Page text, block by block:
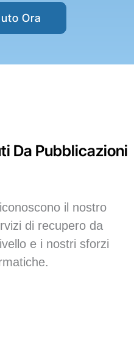
Ora
Da Pubblicazioni
il nostro
di recupero da
e i nostri sforzi